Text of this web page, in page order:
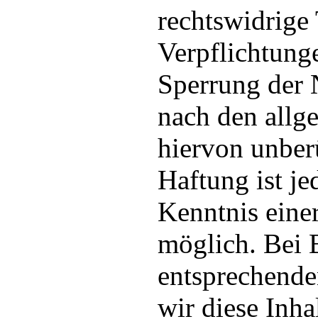
Sperrung der
nach den
hiervon
Haftung ist
Kenntnis
möglich. Bei
wir diese